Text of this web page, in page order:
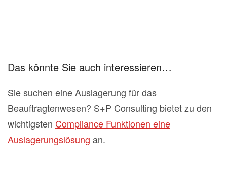
Das könnte Sie auch interessieren…
Sie suchen eine Auslagerung für das
Beauftragtenwesen? S+P Consulting bietet zu den
wichtigsten Compliance Funktionen eine
Auslagerungslösung an.